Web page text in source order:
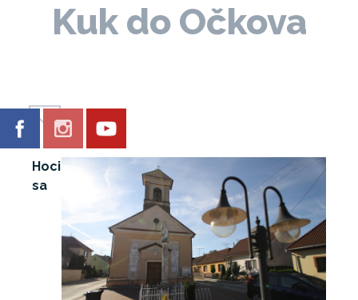
Kuk do Očkova
Galéria
Hoci
sa